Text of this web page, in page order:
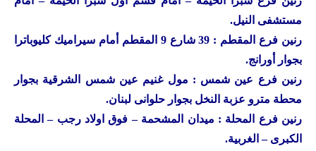
مستشفى النيل.
رنين
فرع المقطم : 39 شارع 9 المقطم أمام سيراميك كليوباترا
بجوار أورانج.
رنين فرع عين شمس : مول غنيم عين شمس الشرقية بجوار
محطة مترو عزبة النخل بجوار حلوانى لبنان.
رنين فرع المحلة : ميدان المشحمة – فوق اولاد رجب – المحلة
الكبرى – الغربية.